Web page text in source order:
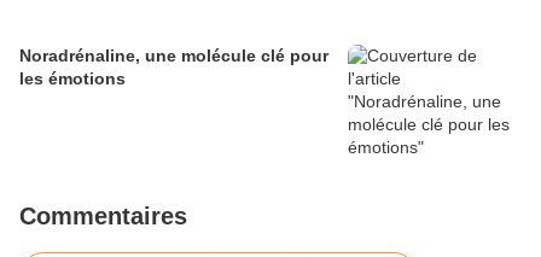
Noradrénaline, une molécule clé pour
les émotions
Commentaires